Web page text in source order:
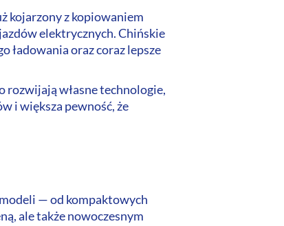
kojarzony z kopiowaniem
elektrycznych. Chińskie
ładowania oraz coraz lepsze
rozwijają własne technologie,
i większa pewność, że
— od kompaktowych
ale także nowoczesnym